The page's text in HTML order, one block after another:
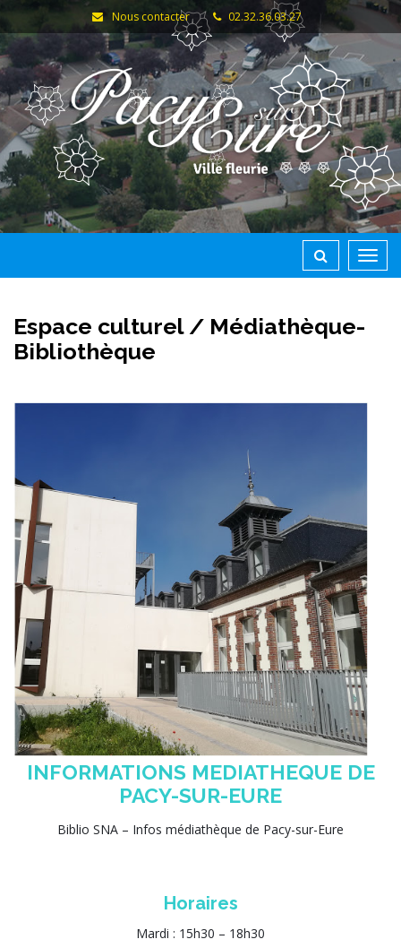
Gestion des traceurs
Nous contacter 02.32.36.03.27
Espace culturel / Médiathèque-
Bibliothèque
INFORMATIONS MEDIATHEQUE DE
PACY-SUR-EURE
Biblio SNA – Infos médiathèque de Pacy-sur-Eure
Horaires
Mardi : 15h30 – 18h30